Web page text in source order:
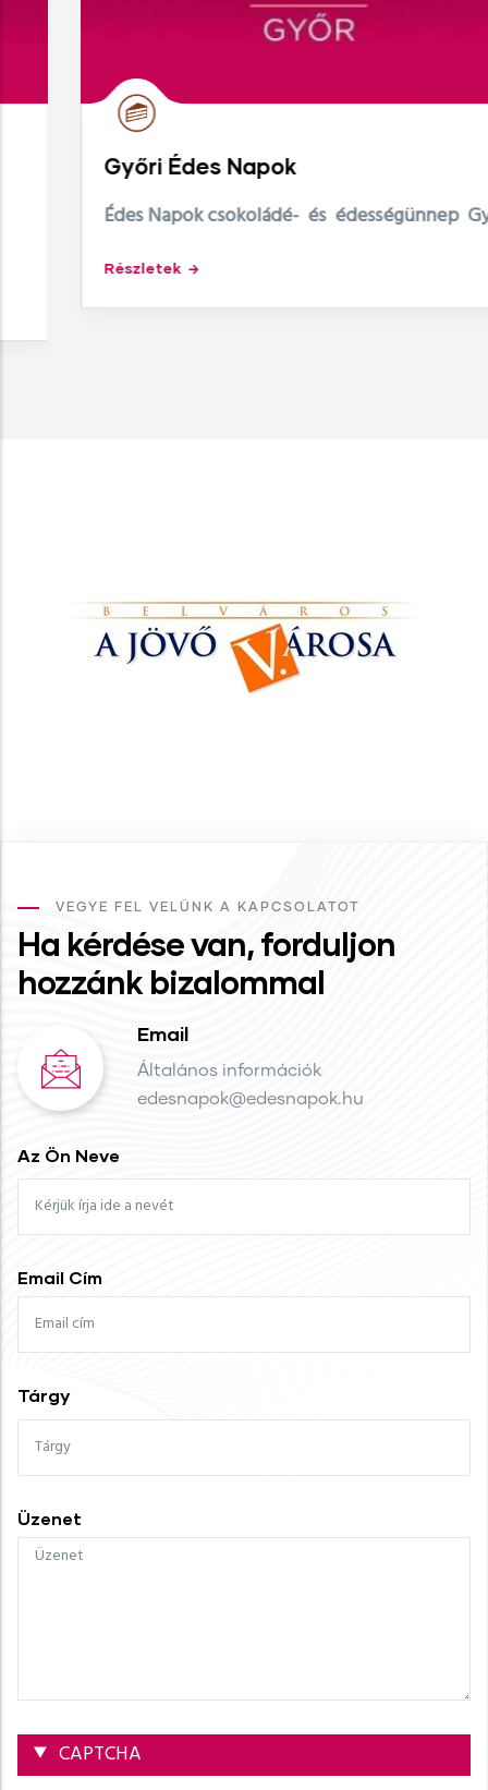
Győri Édes Napok
Édes Napok csokoládé- és édességünnep Győr
Részletek
VEGYE FEL VELÜNK A KAPCSOLATOT
Ha kérdése van, forduljon
hozzánk bizalommal
Email
Általános információk
edesnapok@edesnapok.hu
Az Ön Neve
Email Cím
Tárgy
Üzenet
Elrejtés
CAPTCHA